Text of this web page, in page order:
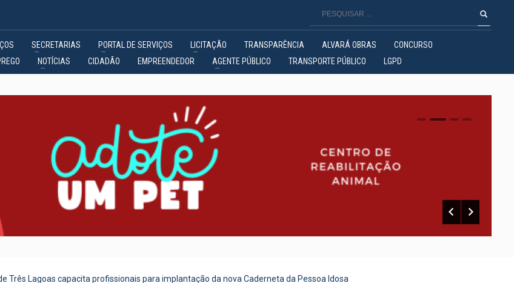
SECRETARIAS PORTAL DE SERVIÇOS LICITAÇÃO TRANSPARÊNCIA ALVARÁ OBRAS
CONCURSO
NOTÍCIAS CIDADÃO EMPREENDEDOR AGENTE PÚBLICO TRANSPORTE PÚBLICO LGPD
0 1 2
Três Lagoas capacita profissionais para implantação da nova Caderneta da Pessoa Idosa